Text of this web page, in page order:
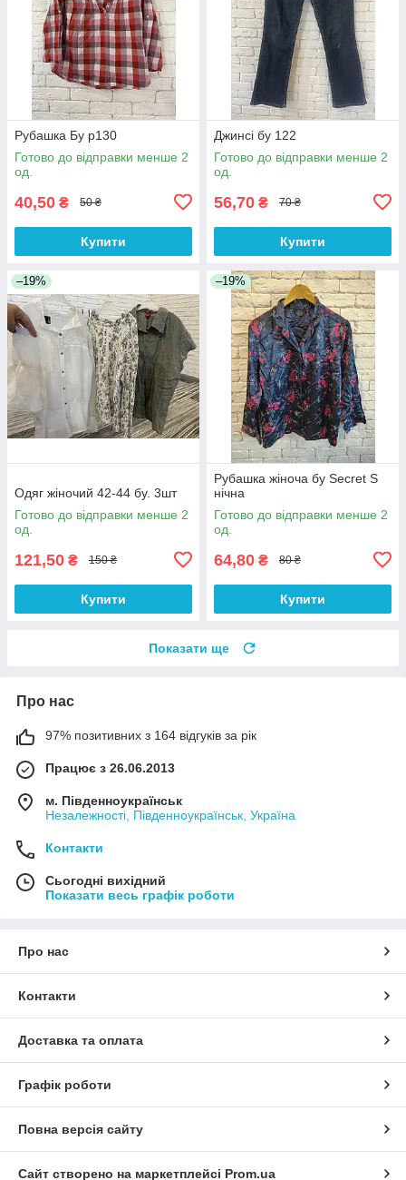
Рубашка Бу р130
Готово до відправки менше 2
од.
40,50 ₴ 50 ₴
Купити
Джинсі бу 122
Готово до відправки менше 2
од.
56,70 ₴ 70 ₴
Купити
–19%
Одяг жіночий 42-44 бу. 3шт
Готово до відправки менше 2
од.
121,50 ₴ 150 ₴
Купити
–19%
Рубашка жіноча бу Secret S
нічна
Готово до відправки менше 2
од.
64,80 ₴ 80 ₴
Купити
Показати ще
Про нас
97% позитивних з 164 відгуків за рік
Працює з 26.06.2013
м. Південноукраїнськ
Незалежності, Південноукраїнськ, Україна
Контакти
Сьогодні вихідний
Показати весь графік роботи
Про нас
Контакти
Доставка та оплата
Графік роботи
Повна версія сайту
Сайт створено на маркетплейсі Prom.ua